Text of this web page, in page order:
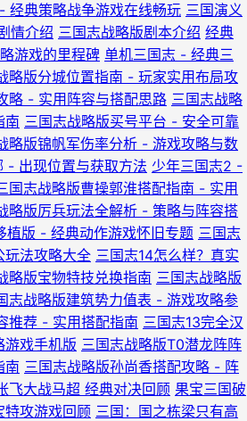
经典策略战争游戏在线畅玩 三国演义
情介绍 三国志战略版剧本介绍 经典
游戏的里程碑 单机三国志 - 经典三
略版分城位置指南 - 玩家实用布局攻
略 - 实用阵容与搭配思路 三国志战略
南 三国志战略版买号平台 - 安全可靠
略版锦帆军伤率分析 - 游戏攻略与数
- 出现位置与获取方法 少年三国志2 -
国志战略版曹操郭淮搭配指南 - 实用
略版厉兵玩法全解析 - 策略与阵容搭
植版 - 经典动作游戏怀旧专题 三国志
法攻略大全 三国志14怎么样？真实
略版宝物特技兑换指南 三国志战略版
志战略版建筑势力值表 - 游戏攻略参
推荐 - 实用搭配指南 三国志13完全汉
戏手机版 三国志战略版T0潜龙阵阵
南 三国志战略版孙尚香搭配攻略 - 阵
飞大战马超 经典对决回顾 果宝三国破
攻游戏回顾 三国：国之栋梁只有高